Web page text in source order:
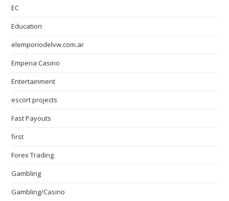
EC
Education
elemporiodelvw.com.ar
Emperia Casino
Entertainment
escort projects
Fast Payouts
first
Forex Trading
Gambling
Gambling/Casino